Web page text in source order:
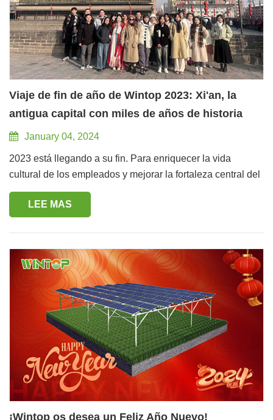
sorpresas a todos. 3. Premio a los Empleados Destacados:
Gracias por sus esfuerzos para hacer que la empresa sea
cada vez mejor. 4. Sorteo de premios: todos tienen la
oportunidad de ganar premios importantes, que incluyen
dinero en efectivo, productos electrónicos, obsequios
año sea aún más afortunada y especial. 5. Minijuego
sorpresa: Wintop ha diseñado cuidadosamente nuestro
juego tradicional para aumentar la actividad de la fiesta. 6.
delicias cuidadosamente seleccionadas para disfrutar
plenamente de este delicioso y maravilloso momento.
Mientras prueba la comida, charle con colegas y disfruten
de un momento feliz juntos. ¡Finalmente, les deseo a todos
deseos.
Viaje de fin de año de Wintop 2023: Xi'an, la
antigua capital con miles de años de historia
January 04, 2024
2023 está llegando a su fin. Para enriquecer la vida
cultural de los empleados y mejorar la fortaleza central del
equipo, Xiamen Wintop llevó a cabo especialmente una
actividad de formación de equipos de cinco días. Esta vez
una "Ciudad Histórica Mundial" identificada por la
UNESCO en 1981. Es uno de los lugares de nacimiento
importantes de la civilización y la nación chinas, y el punto
de partida de la Ruta de la Seda. Históricamente, 13
dinastías han establecido aquí sus capitales. Xi'an es una
ciudad histórica de fama mundial, tan famosa como las
ciudades antiguas de fama mundial como Roma, Atenas y
El Cairo. También es la que tiene la historia más larga
entre las seis capitales antiguas de China. Dos de los seis
sitios patrimoniales de Xi'an están incluidos en la Lista del
Patrimonio Mundial, a saber: el mausoleo de Qin Shihuang
LEE MAS
¡Wintop os desea un Feliz Año Nuevo!